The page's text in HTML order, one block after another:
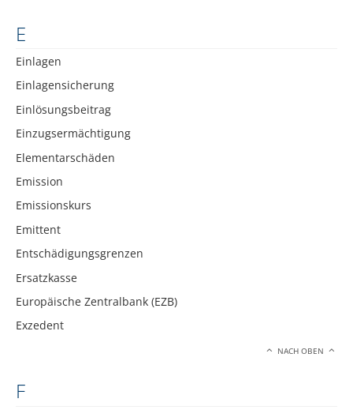
E
Einlagen
Einlagensicherung
Einlösungsbeitrag
Einzugsermächtigung
Elementarschäden
Emission
Emissionskurs
Emittent
Entschädigungsgrenzen
Ersatzkasse
Europäische Zentralbank (EZB)
Exzedent
NACH OBEN
F